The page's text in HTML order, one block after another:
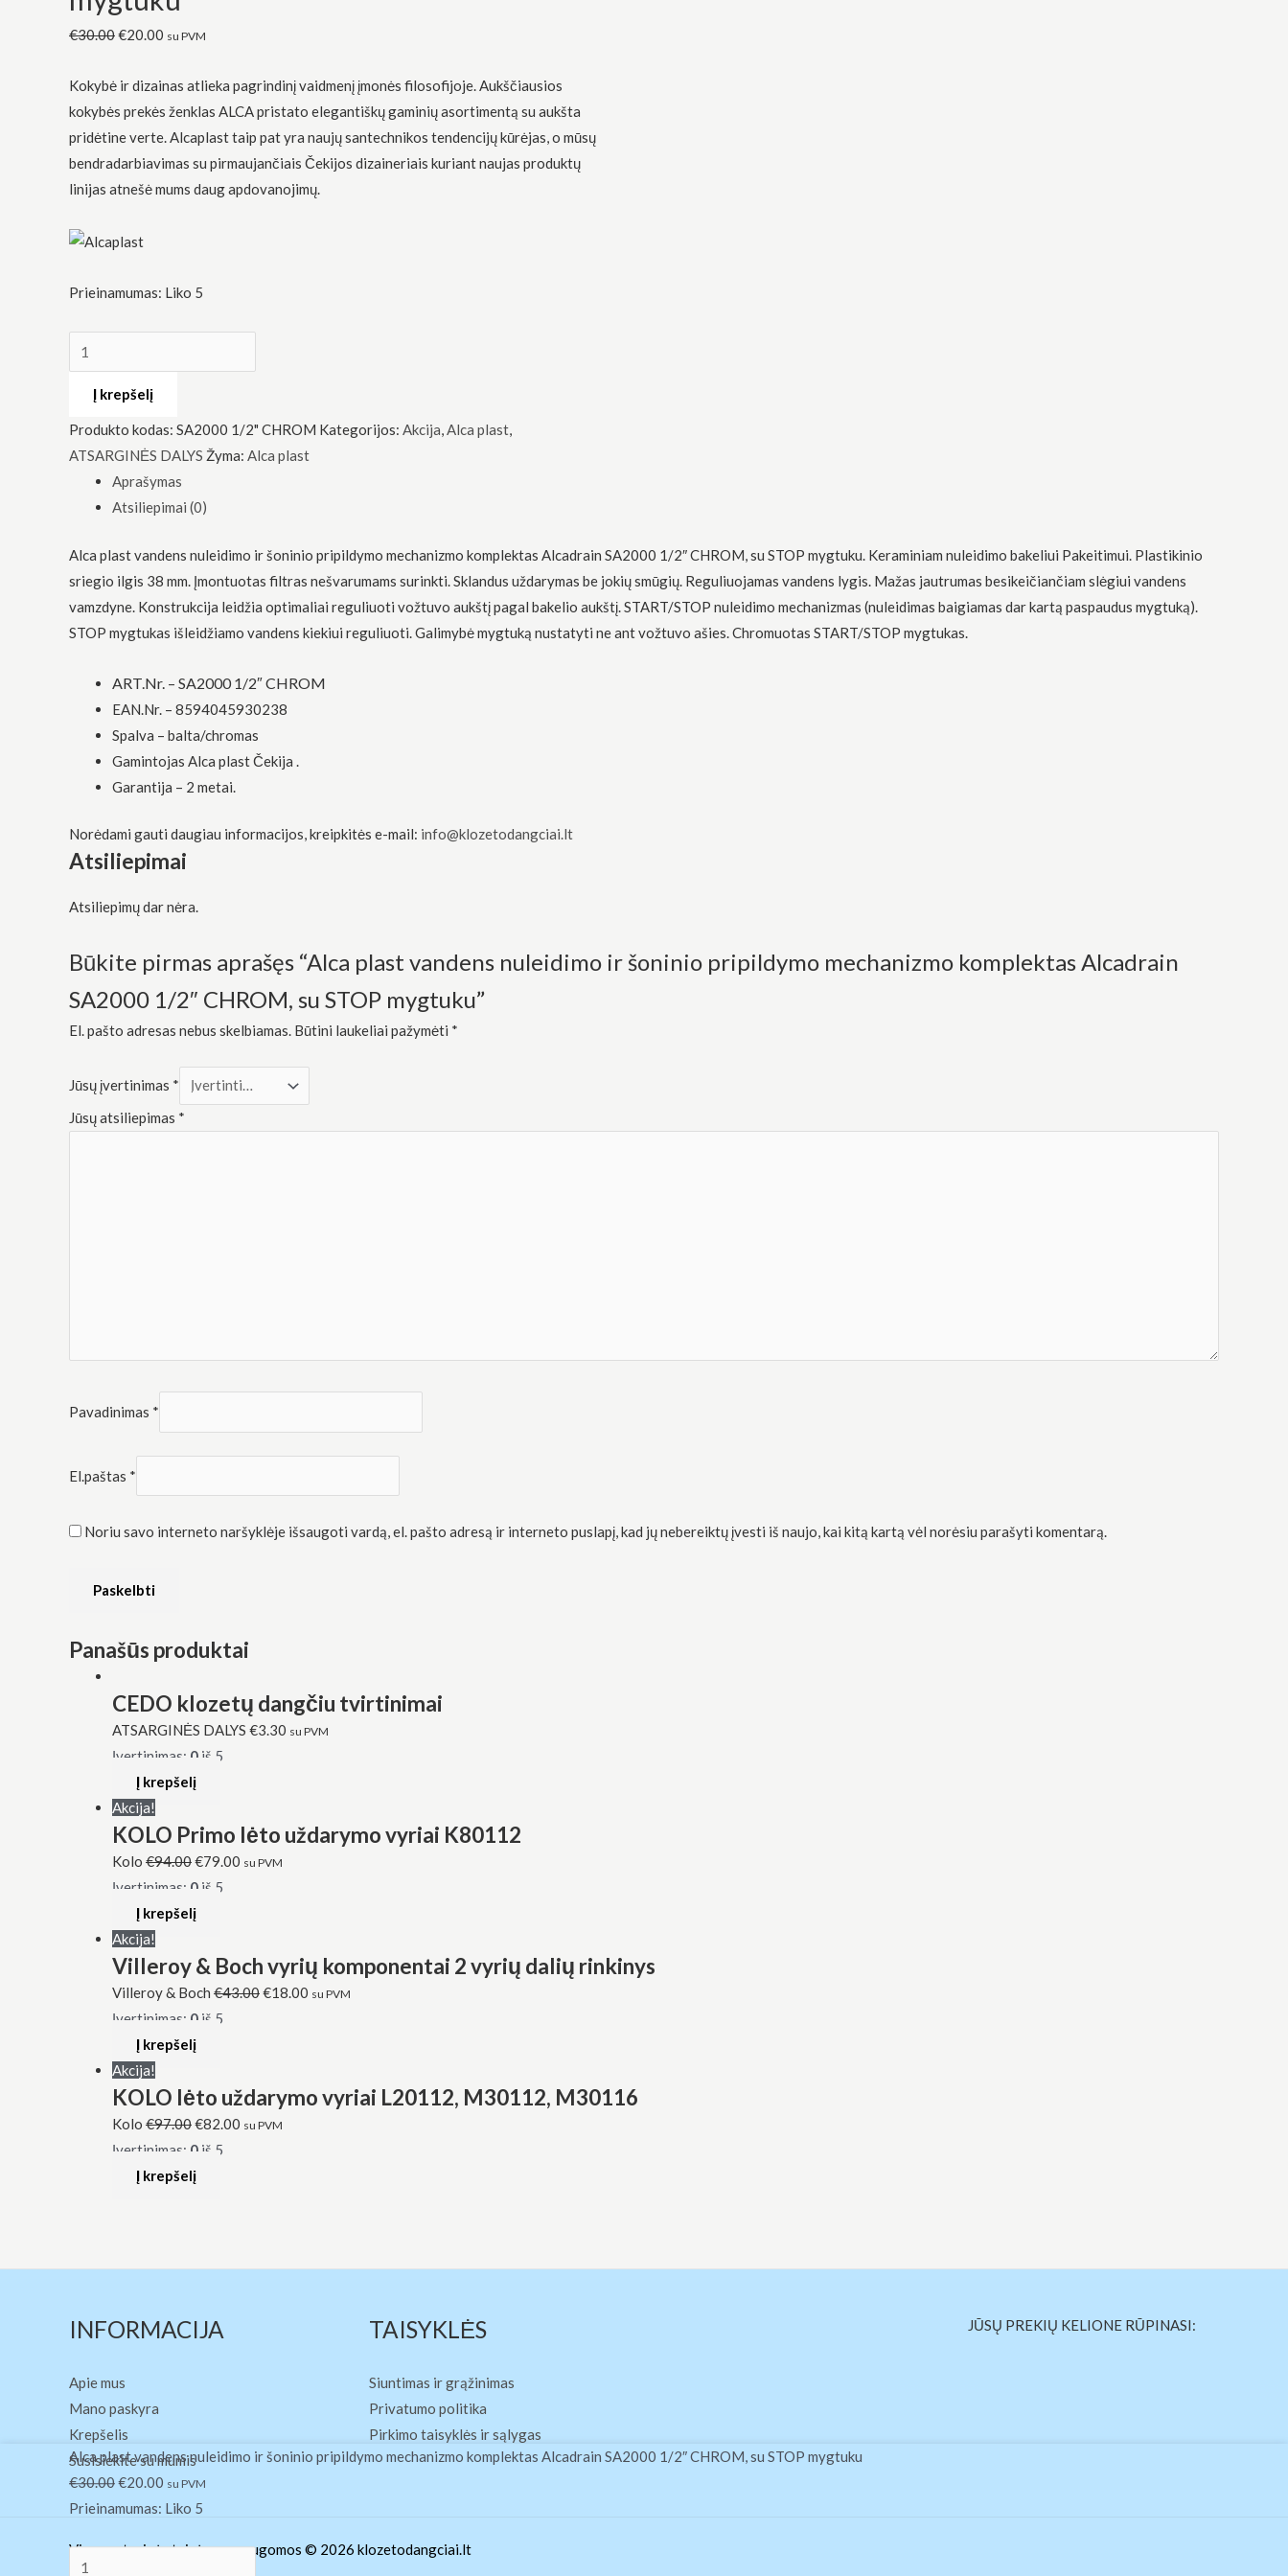
€30.00€20.00 su PVM
Kokybė ir dizainas atlieka pagrindinį vaidmenį įmonės filosofijoje. Aukščiausios
kokybės prekės ženklas ALCA pristato elegantiškų gaminių asortimentą su aukšta
pridėtine verte. Alcaplast taip pat yra naujų santechnikos tendencijų kūrėjas, o mūsų
bendradarbiavimas su pirmaujančiais Čekijos dizaineriais kuriant naujas produktų
linijas atnešė mums daug apdovanojimų.
Prieinamumas: Liko 5
SA2000
1/2"
su
STOP
mygtuku
Į krepšelį
Produkto kodas: SA2000 1/2" CHROM Kategorijos: Akcija,Alca plast,
ATSARGINĖS DALYS Žyma: Alca plast
Aprašymas
Atsiliepimai (0)
Alca plast vandens nuleidimo ir šoninio pripildymo mechanizmo komplektas Alcadrain SA2000 1/2″ CHROM, su STOP mygtuku. Keraminiam nuleidimo bakeliui Pakeitimui. Plastikinio
sriegio ilgis 38 mm. Įmontuotas filtras nešvarumams surinkti. Sklandus uždarymas be jokių smūgių. Reguliuojamas vandens lygis. Mažas jautrumas besikeičiančiam slėgiui vandens
vamzdyne. Konstrukcija leidžia optimaliai reguliuoti vožtuvo aukštį pagal bakelio aukštį. START/STOP nuleidimo mechanizmas (nuleidimas baigiamas dar kartą paspaudus mygtuką).
STOP mygtukas išleidžiamo vandens kiekiui reguliuoti. Galimybė mygtuką nustatyti ne ant vožtuvo ašies. Chromuotas START/STOP mygtukas.
ART.Nr. – SA2000 1/2″ CHROM
EAN.Nr. – 8594045930238
Spalva – balta/chromas
Gamintojas Alca plast Čekija .
Garantija – 2 metai.
Norėdami gauti daugiau informacijos, kreipkitės e-mail: info@klozetodangciai.lt
Atsiliepimai
Atsiliepimų dar nėra.
Būkite pirmas aprašęs “Alca plast vandens nuleidimo ir šoninio pripildymo mechanizmo komplektas Alcadrain
SA2000 1/2″ CHROM, su STOP mygtuku”
El. pašto adresas nebus skelbiamas. Būtini laukeliai pažymėti *
Jūsų įvertinimas *
Jūsų atsiliepimas *
Pavadinimas *
El.paštas *
Noriu savo interneto naršyklėje išsaugoti vardą, el. pašto adresą ir interneto puslapį, kad jų nebereiktų įvesti iš naujo, kai kitą kartą vėl norėsiu parašyti komentarą.
Panašūs produktai
CEDO klozetų dangčiu tvirtinimai
ATSARGINĖS DALYS €3.30 su PVM
Įvertinimas: 0 iš 5
Į krepšelį
Akcija!
KOLO Primo lėto uždarymo vyriai K80112
Kolo €94.00€79.00 su PVM
Įvertinimas: 0 iš 5
Į krepšelį
Akcija!
Villeroy & Boch vyrių komponentai 2 vyrių dalių rinkinys
Villeroy & Boch €43.00€18.00 su PVM
Įvertinimas: 0 iš 5
Į krepšelį
Akcija!
KOLO lėto uždarymo vyriai L20112, M30112, M30116
Kolo €97.00€82.00 su PVM
Įvertinimas: 0 iš 5
Į krepšelį
INFORMACIJA
Apie mus
Mano paskyra
Krepšelis
Susisiekite su mumis
TAISYKLĖS
Siuntimas ir grąžinimas
Privatumo politika
Pirkimo taisyklės ir sąlygas
JŪSŲ PREKIŲ KELIONE RŪPINASI:
Visos autorinės teisės yra saugomos © 2026 klozetodangciai.lt
Būtinas
slapukai
svetainė
Statistika
svetainės
funkcionalumą
ir struktūrą,
svetainė yra
Patirtis
Kad mūsų
svetainė
veiktų kuo
atsisakysite
Rinkodara
pomėgiais ir
padidinate
pamatyti
pasiūlymus.
Alca plast vandens nuleidimo ir šoninio pripildymo mechanizmo komplektas Alcadrain SA2000 1/2″ CHROM, su STOP mygtuku
€30.00
Original
price
was:
€20.00
Current
price
is:
su PVM
Prieinamumas: Liko 5
produkto
kiekis:
Alca
vandens